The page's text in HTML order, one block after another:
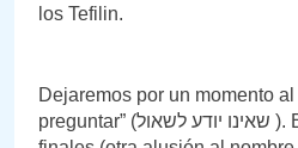
los Tefilin.
Dejaremos por un momento
preguntar” (שאינו יודע לשאול ). El maftir, los 3 versos